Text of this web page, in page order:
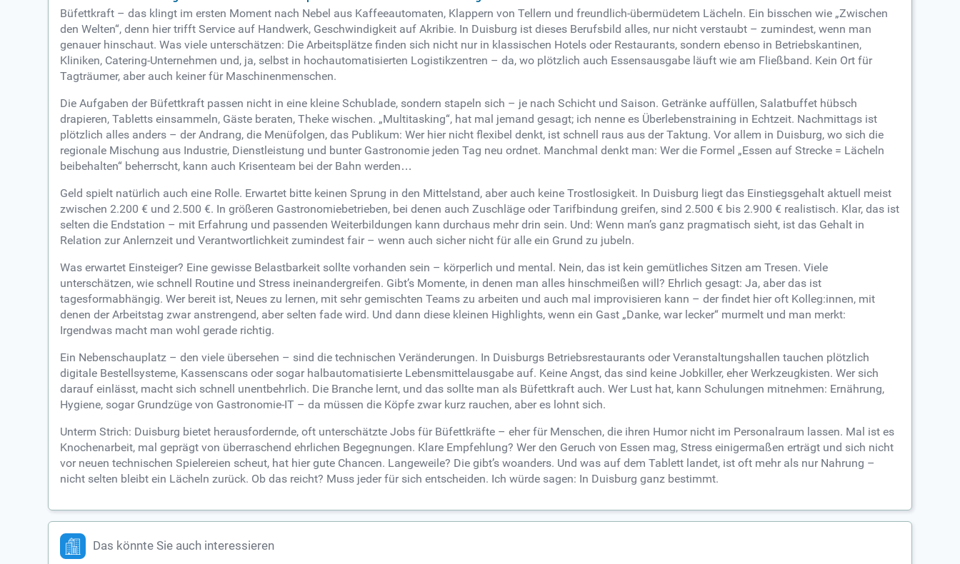
Büfettkraft – das klingt im ersten Moment nach Nebel aus Kaffeeautomaten, Klappern von Tellern und freundlich-übermüdetem Lächeln. Ein bisschen wie „Zwischen
den Welten“, denn hier trifft Service auf Handwerk, Geschwindigkeit auf Akribie. In Duisburg ist dieses Berufsbild alles, nur nicht verstaubt – zumindest, wenn man
genauer hinschaut. Was viele unterschätzen: Die Arbeitsplätze finden sich nicht nur in klassischen Hotels oder Restaurants, sondern ebenso in Betriebskantinen,
Kliniken, Catering-Unternehmen und, ja, selbst in hochautomatisierten Logistikzentren – da, wo plötzlich auch Essensausgabe läuft wie am Fließband. Kein Ort für
Tagträumer, aber auch keiner für Maschinenmenschen.
Die Aufgaben der Büfettkraft passen nicht in eine kleine Schublade, sondern stapeln sich – je nach Schicht und Saison. Getränke auffüllen, Salatbuffet hübsch
drapieren, Tabletts einsammeln, Gäste beraten, Theke wischen. „Multitasking“, hat mal jemand gesagt; ich nenne es Überlebenstraining in Echtzeit. Nachmittags ist
plötzlich alles anders – der Andrang, die Menüfolgen, das Publikum: Wer hier nicht flexibel denkt, ist schnell raus aus der Taktung. Vor allem in Duisburg, wo sich die
regionale Mischung aus Industrie, Dienstleistung und bunter Gastronomie jeden Tag neu ordnet. Manchmal denkt man: Wer die Formel „Essen auf Strecke = Lächeln
beibehalten“ beherrscht, kann auch Krisenteam bei der Bahn werden…
Geld spielt natürlich auch eine Rolle. Erwartet bitte keinen Sprung in den Mittelstand, aber auch keine Trostlosigkeit. In Duisburg liegt das Einstiegsgehalt aktuell meist
zwischen 2.200 € und 2.500 €. In größeren Gastronomiebetrieben, bei denen auch Zuschläge oder Tarifbindung greifen, sind 2.500 € bis 2.900 € realistisch. Klar, das ist
selten die Endstation – mit Erfahrung und passenden Weiterbildungen kann durchaus mehr drin sein. Und: Wenn man’s ganz pragmatisch sieht, ist das Gehalt in
Relation zur Anlernzeit und Verantwortlichkeit zumindest fair – wenn auch sicher nicht für alle ein Grund zu jubeln.
Was erwartet Einsteiger? Eine gewisse Belastbarkeit sollte vorhanden sein – körperlich und mental. Nein, das ist kein gemütliches Sitzen am Tresen. Viele
unterschätzen, wie schnell Routine und Stress ineinandergreifen. Gibt’s Momente, in denen man alles hinschmeißen will? Ehrlich gesagt: Ja, aber das ist
tagesformabhängig. Wer bereit ist, Neues zu lernen, mit sehr gemischten Teams zu arbeiten und auch mal improvisieren kann – der findet hier oft Kolleg:innen, mit
denen der Arbeitstag zwar anstrengend, aber selten fade wird. Und dann diese kleinen Highlights, wenn ein Gast „Danke, war lecker“ murmelt und man merkt:
Irgendwas macht man wohl gerade richtig.
Ein Nebenschauplatz – den viele übersehen – sind die technischen Veränderungen. In Duisburgs Betriebsrestaurants oder Veranstaltungshallen tauchen plötzlich
digitale Bestellsysteme, Kassenscans oder sogar halbautomatisierte Lebensmittelausgabe auf. Keine Angst, das sind keine Jobkiller, eher Werkzeugkisten. Wer sich
darauf einlässt, macht sich schnell unentbehrlich. Die Branche lernt, und das sollte man als Büfettkraft auch. Wer Lust hat, kann Schulungen mitnehmen: Ernährung,
Hygiene, sogar Grundzüge von Gastronomie-IT – da müssen die Köpfe zwar kurz rauchen, aber es lohnt sich.
Unterm Strich: Duisburg bietet herausfordernde, oft unterschätzte Jobs für Büfettkräfte – eher für Menschen, die ihren Humor nicht im Personalraum lassen. Mal ist es
Knochenarbeit, mal geprägt von überraschend ehrlichen Begegnungen. Klare Empfehlung? Wer den Geruch von Essen mag, Stress einigermaßen erträgt und sich nicht
vor neuen technischen Spielereien scheut, hat hier gute Chancen. Langeweile? Die gibt’s woanders. Und was auf dem Tablett landet, ist oft mehr als nur Nahrung –
nicht selten bleibt ein Lächeln zurück. Ob das reicht? Muss jeder für sich entscheiden. Ich würde sagen: In Duisburg ganz bestimmt.
Das könnte Sie auch interessieren